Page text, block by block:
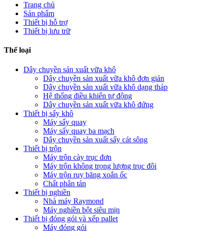
Trang chủ
Sản phẩm
Thiết bị hỗ trợ
Thiết bị lưu trữ
Thể loại
Dây chuyền sản xuất vữa khô
Dây chuyền sản xuất vữa khô đơn giản
Dây chuyền sản xuất vữa khô dạng tháp
Hệ thống điều khiển tự động
Dây chuyền sản xuất vữa khô đứng
Thiết bị sấy khô
Máy sấy quay
Máy sấy quay ba mạch
Dây chuyền sản xuất sấy cát sông
Thiết bị trộn
Máy trộn cày trục đơn
Máy trộn không trọng lượng trục đôi
Máy trộn ruy băng xoắn ốc
Chất phân tán
Thiết bị nghiền
Nhà máy Raymond
Máy nghiền bột siêu mịn
Thiết bị đóng gói và xếp pallet
Máy đóng gói